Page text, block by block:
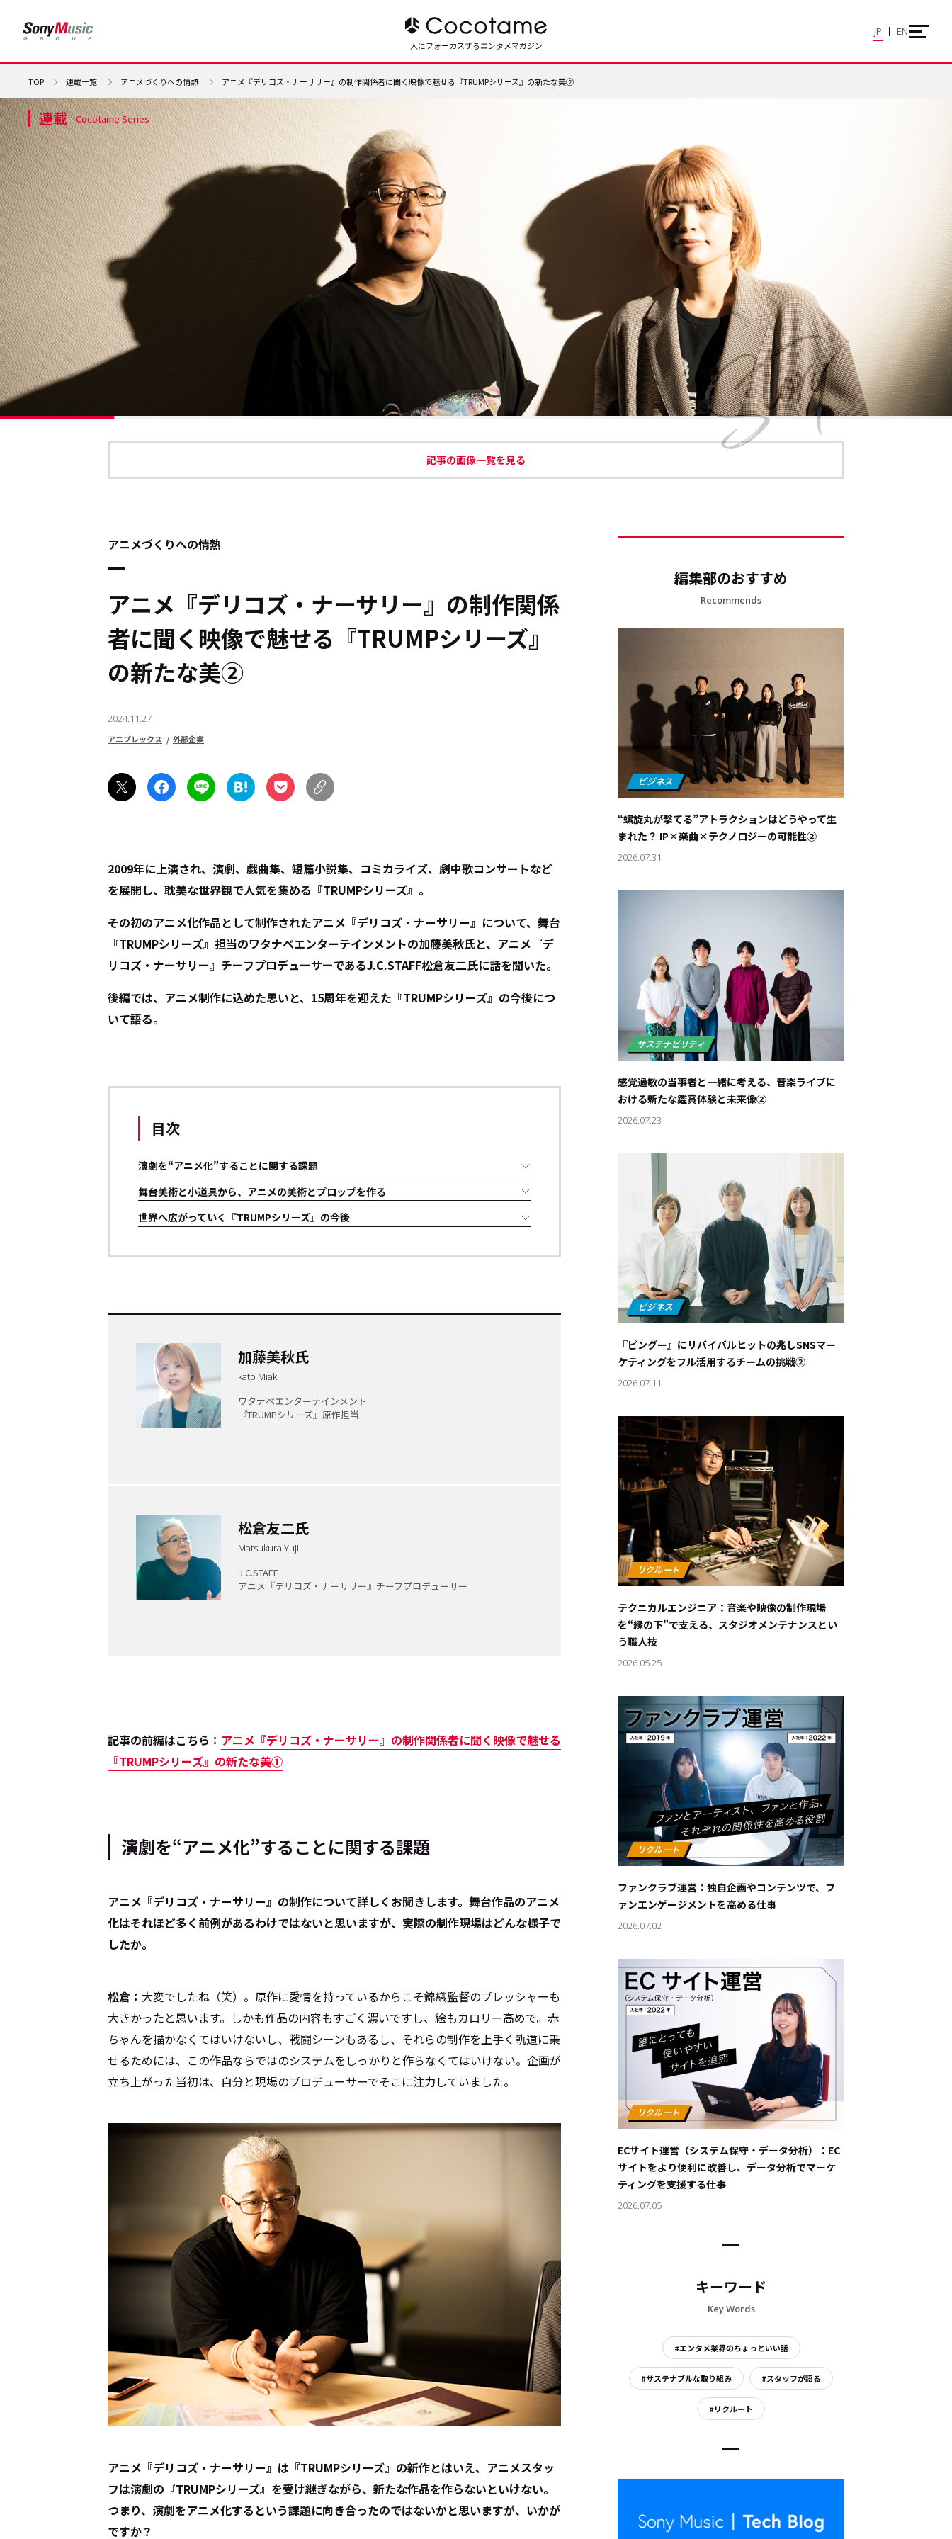
記事一覧 Articles
連載一覧 Series
キーワード：
#エンタメ業界のちょっといい話
#リクルート
JP
人にフォーカスするエンタメマガジン
JP EN
TOP 連載一覧 アニメづくりへの情熱 アニメ『デリコズ・ナーサリー』の制作関係者に聞く――映像で魅せる『TRUMPシリーズ』の新たな美②
連載 Cocotame Series
記事の画像一覧を見る
アニメづくりへの情熱
アニメ『デリコズ・ナーサリー』の制作関係
者に聞く――映像で魅せる『TRUMPシリーズ』
の新たな美②
2024.11.27
アニプレックス 外部企業
2009年に上演され、演劇、戯曲集、短篇小説集、コミカライズ、劇中歌コンサートなど
を展開し、耽美な世界観で人気を集める『TRUMPシリーズ』。
その初のアニメ化作品として制作されたアニメ『デリコズ・ナーサリー』について、舞台
『TRUMPシリーズ』担当のワタナベエンターテインメントの加藤美秋氏と、アニメ『デ
リコズ・ナーサリー』チーフプロデューサーであるJ.C.STAFF松倉友二氏に話を聞いた。
後編では、アニメ制作に込めた思いと、15周年を迎えた『TRUMPシリーズ』の今後につ
いて語る。
目次
演劇を“アニメ化”することに関する課題
舞台美術と小道具から、アニメの美術とプロップを作る
世界へ広がっていく『TRUMPシリーズ』の今後
加藤美秋氏
kato Miaki
ワタナベエンターテインメント
『TRUMPシリーズ』原作担当
松倉友二氏
Matsukura Yuji
J.C.STAFF
アニメ『デリコズ・ナーサリー』チーフプロデューサー
記事の前編はこちら： アニメ『デリコズ・ナーサリー』の制作関係者に聞く――映像で魅せる
『TRUMPシリーズ』の新たな美①
演劇を“アニメ化”することに関する課題
――アニメ『デリコズ・ナーサリー』の制作について詳しくお聞きします。舞台作品のアニメ
化はそれほど多く前例があるわけではないと思いますが、実際の制作現場はどんな様子で
したか。
松倉： 大変でしたね（笑）。原作に愛情を持っているからこそ錦織監督のプレッシャーも
大きかったと思います。しかも作品の内容もすごく濃いですし、絵もカロリー高めで。赤
ちゃんを描かなくてはいけないし、戦闘シーンもあるし、それらの制作を上手く軌道に乗
せるためには、この作品ならではのシステムをしっかりと作らなくてはいけない。企画が
立ち上がった当初は、自分と現場のプロデューサーでそこに注力していました。
――アニメ『デリコズ・ナーサリー』は『TRUMPシリーズ』の新作とはいえ、アニメスタッ
フは演劇の『TRUMPシリーズ』を受け継ぎながら、新たな作品を作らないといけない。
つまり、演劇をアニメ化するという課題に向き合ったのではないかと思いますが、いかが
ですか？
編集部のおすすめ
Recommends
“螺旋丸が撃てる”アトラクションはどうやって生
まれた？ IP×楽曲×テクノロジーの可能性②
2026.07.31
感覚過敏の当事者と一緒に考える、音楽ライブに
おける新たな鑑賞体験と未来像②
2026.07.23
『ピングー』にリバイバルヒットの兆し――SNSマー
ケティングをフル活用するチームの挑戦②
2026.07.11
テクニカルエンジニア：音楽や映像の制作現場
を“縁の下”で支える、スタジオメンテナンスとい
う職人技
2026.05.25
ファンクラブ運営：独自企画やコンテンツで、フ
ァンエンゲージメントを高める仕事
2026.07.02
ECサイト運営（システム保守・データ分析）：EC
サイトをより便利に改善し、データ分析でマーケ
ティングを支援する仕事
2026.07.05
キーワード
Key Words
#エンタメ業界のちょっといい話
#サステナブルな取り組み #スタッフが語る
#リクルート